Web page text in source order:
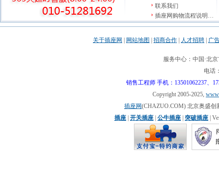
联系我们
插座网购物流程说明…
关于插座网 网站地图 招商合作 人才招聘 广
服务中心：中国·北
电话
销售工程师 手机：13501062237、
Copyright 2005-2025,
插座网(CHAZUO.COM) 北京奥盛
插座 开关插座 公牛插座 突破插座 |